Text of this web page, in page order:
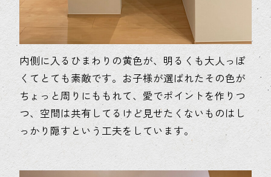
内側に入るひまわりの黄色が、明るくも大人っぽ
くてとても素敵です。お子様が選ばれたその色が
ちょっと周りにももれて、愛でポイントを作りつ
つ、空間は共有してるけど見せたくないものはし
っかり隠すという工夫をしています。